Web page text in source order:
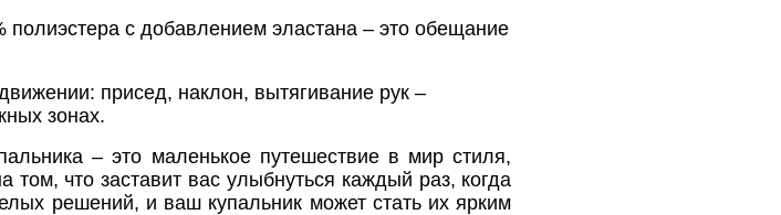
с добавлением эластана – это обещание
присед, наклон, вытягивание рук –
зонах.
– это маленькое путешествие в мир стиля,
что заставит вас улыбнуться каждый раз, когда
решений, и ваш купальник может стать их ярким